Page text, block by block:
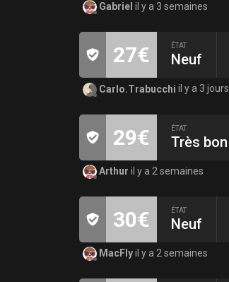
Gabriel il y a 3 semaines
27€ ÉTAT
Neuf
Carlo.Trabucchi il y a 3 jours
29€ ÉTAT
Très bon
Arthur il y a 2 semaines
30€ ÉTAT
Neuf
MacFlyil y a 2 semaines